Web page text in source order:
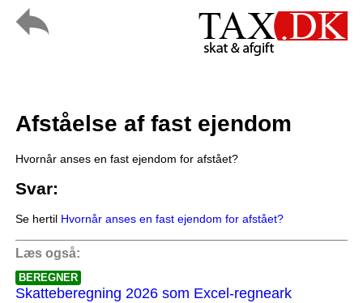
Afståelse af fast ejendom
Hvornår anses en fast ejendom for afstået?
Svar:
Se hertil Hvornår anses en fast ejendom for afstået?
Læs også:
BEREGNER
Skatteberegning 2026 som Excel-regneark